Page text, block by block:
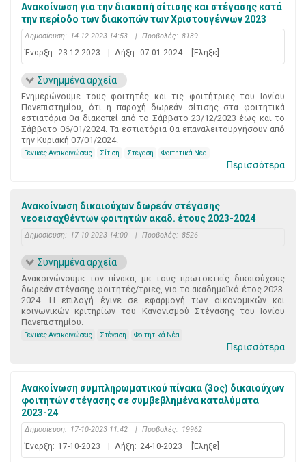
Ανακοίνωση για την διακοπή σίτισης και στέγασης κατά
την περίοδο των διακοπών των Χριστουγέννων 2023
Δημοσίευση: 14-12-2023 14:53 | Προβολές: 8139
Έναρξη: 23-12-2023 Λήξη: 07-01-2024 [Έληξε]
Συνημμένα αρχεία
Ενημερώνουμε τους φοιτητές και τις φοιτήτριες του Ιονίου
Πανεπιστημίου, ότι η παροχή δωρεάν σίτισης στα φοιτητικά
εστιατόρια θα διακοπεί από το Σάββατο 23/12/2023 έως και το
Σάββατο 06/01/2024. Τα εστιατόρια θα επαναλειτουργήσουν από
την Κυριακή 07/01/2024.
Γενικές Ανακοινώσεις Σίτιση Στέγαση Φοιτητικά Νέα
Περισσότερα
Ανακοίνωση δικαιούχων δωρεάν στέγασης
νεοεισαχθέντων φοιτητών ακαδ. έτους 2023-2024
Δημοσίευση: 17-10-2023 14:00 | Προβολές: 8526
Συνημμένα αρχεία
Ανακοινώνουμε τον πίνακα, με τους πρωτοετείς δικαιούχους
δωρεάν στέγασης φοιτητές/τριες, για το ακαδημαϊκό έτος 2023-
2024. Η επιλογή έγινε σε εφαρμογή των οικονομικών και
κοινωνικών κριτηρίων του Κανονισμού Στέγασης του Ιονίου
Πανεπιστημίου.
Γενικές Ανακοινώσεις Στέγαση Φοιτητικά Νέα
Περισσότερα
Ανακοίνωση συμπληρωματικού πίνακα (3ος) δικαιούχων
φοιτητών στέγασης σε συμβεβλημένα καταλύματα
2023-24
Δημοσίευση: 17-10-2023 11:42 | Προβολές: 19962
Έναρξη: 17-10-2023 Λήξη: 24-10-2023 [Έληξε]